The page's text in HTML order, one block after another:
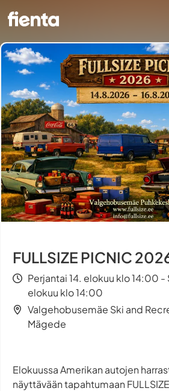
FULLSIZE PICNIC
Perjantai 14. elokuu klo 14:00 -
elokuu klo 14:00
Valgehobusemäe Ski and
Mägede
Elokuussa Amerikan autojen
näyttävään tapahtumaan